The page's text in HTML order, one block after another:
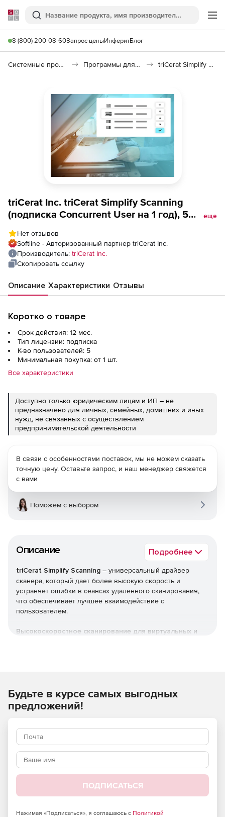
Softline
Поиск
8 (800) 200-08-60Запрос ценыИнферитБлог
Системные программы Программы для настройки системы triCerat Simplify Scanning
triCerat Inc. triCerat Simplify Scanning
(подписка Concurrent User на 1 год), 5
еще
Нет отзывов
Softline - Авторизованный партнер triCerat Inc.
Производитель: triCerat Inc.
Скопировать ссылку
Описание Характеристики Отзывы
Коротко о товаре
Срок действия: 12 мес.
Тип лицензии: подписка
К-во пользователей: 5
Минимальная покупка: от 1 шт.
Все характеристики
Доступно только юридическим лицам и ИП – не
предназначено для личных, семейных, домашних и иных
нужд, не связанных с осуществлением
предпринимательской деятельности
Описание Подробнее
triCerat Simplify Scanning – универсальный драйвер
сканера, который дает более высокую скорость и
устраняет ошибки в сеансах удаленного сканирования,
что обеспечивает лучшее взаимодействие с
пользователем.
Высокоскоростное сканирование для виртуальных и
Устранение необходимости в управлении
устройством и установке локальных драйверов.
Повышение пропускной способности сети.
В связи с особенностями поставок, мы не можем сказать
точную цену. Оставьте запрос, и наш менеджер свяжется
с вами
Поможем с выбором
Будьте в курсе самых выгодных
предложений!
ПОДПИСАТЬСЯ
Нажимая «Подписаться», я соглашаюсь с Политикой